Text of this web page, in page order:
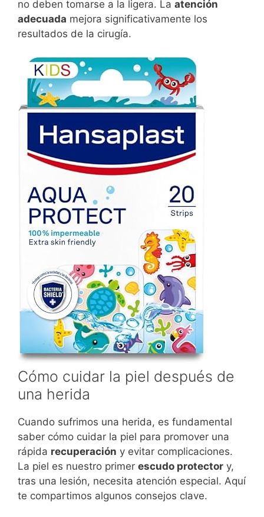
no deben tomarse a la ligera. La atención
adecuada mejora significativamente los
resultados de la cirugía.
Cómo cuidar la piel después de
una herida
Cuando sufrimos una herida, es fundamental
saber cómo cuidar la piel para promover una
rápida recuperación y evitar complicaciones.
La piel es nuestro primer escudo protector y,
tras una lesión, necesita atención especial. Aquí
te compartimos algunos consejos clave.